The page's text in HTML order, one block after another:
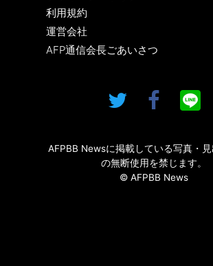
利用規約
運営会社
AFP通信会長ごあいさつ
AFPBB Newsに掲載している写真・
の無断使用を禁じます。
© AFPBB News